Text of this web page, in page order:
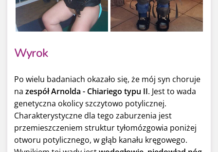
Wyrok
Po wielu badaniach okazało się, że mój syn choruje
na zespół Arnolda - Chiariego typu II. Jest to wada
genetyczna okolicy szczytowo potylicznej.
Charakterystyczne dla tego zaburzenia jest
przemieszczeniem struktur tyłomózgowia poniżej
otworu potylicznego, w głąb kanału kręgowego.